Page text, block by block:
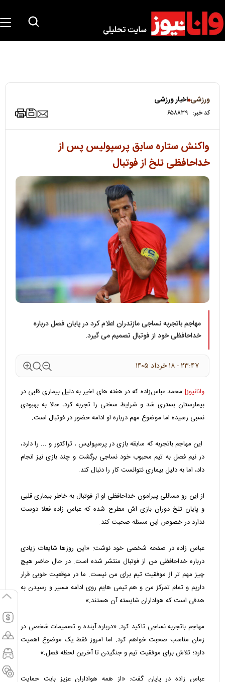
ورزشی اخبار ورزشی
کد خبر: ۶۵۸۸۳۹
واکنش ستاره سابق پرسپولیس پس از
خداحافظی تلخ از فوتبال
مهاجم باتجربه نساجی مازندران اعلام کرد در پایان فصل درباره
خداحافظی خود از فوتبال تصمیم می گیرد.
۲۳:۴۷ - ۱۸ خرداد ۱۴۰۵
وانانیوز| محمد عباس‌زاده که در هفته های اخیر به دلیل بیماری قلبی در
بیمارستان بستری شد و شرایط سختی را تجربه کرد، حالا به بهبودی
نسبی رسیده اما موضوع مهم درباره او ادامه حضور در فوتبال است.
این مهاجم باتجربه که سابقه بازی در پرسپولیس ، تراکتور و ... را دارد،
در نیم فصل به تیم محبوب خود نساجی برگشت و چند بازی نیز انجام
داد، اما به دلیل بیماری نتوانست کار را دنبال کند.
از این رو مسائلی پیرامون خداحافظی او از فوتبال به خاطر بیماری قلبی
و پایان تلخ دوران بازی اش مطرح شده که عباس زاده فعلا دوست
ندارد در خصوص این مسئله صحبت کند.
عباس زاده در صفحه شخصی خود نوشت: «این روزها شایعات زیادی
درباره خداحافظی من از فوتبال منتشر شده است. در حال حاضر هیچ
چیز مهم تر از موفقیت تیم برای من نیست. ما در موقعیت خوبی قرار
داریم و تمام تمرکز من و هم تیمی هایم روی ادامه مسیر و رسیدن به
هدفی است که هواداران شایسته آن هستند.»
مهاجم باتجربه نساجی تاکید کرد: «درباره آینده و تصمیمات شخصی در
زمان مناسب صحبت خواهم کرد. اما امروز فقط یک موضوع اهمیت
دارد؛ تلاش برای موفقیت تیم و جنگیدن تا آخرین لحظه فصل.»
عباس زاده در پایان گفت: «از همه هواداران عزیز بابت حمایت